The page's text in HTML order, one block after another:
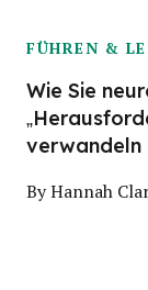
FÜHREN &
Wie Sie
verwandeln
ByHannah